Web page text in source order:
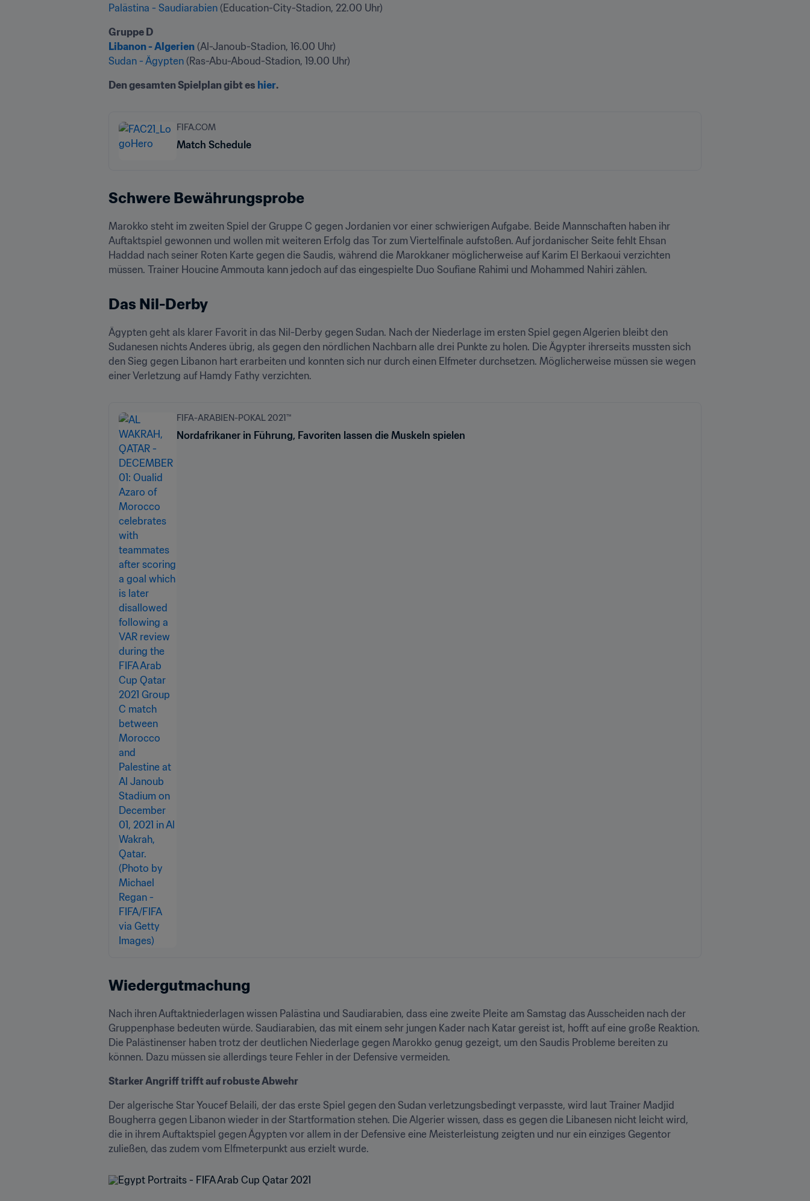
Palästina - Saudiarabien (Education-City-Stadion, 22.00 Uhr)
Libanon - Algerien
Sudan - Ägypten (Ras-Abu-Aboud-Stadion, 19.00 Uhr)
Den gesamten Spielplan gibt es hier.
FIFA.COM
Match Schedule
Schwere Bewährungsprobe
Marokko steht im zweiten Spiel der Gruppe C gegen Jordanien vor einer schwierigen Aufgabe. Beide Mannschaften haben ihr
Auftaktspiel gewonnen und wollen mit weiteren Erfolg das Tor zum Viertelfinale aufstoßen. Auf jordanischer Seite fehlt Ehsan
Haddad nach seiner Roten Karte gegen die Saudis, während die Marokkaner möglicherweise auf Karim El Berkaoui verzichten
müssen. Trainer Houcine Ammouta kann jedoch auf das eingespielte Duo Soufiane Rahimi und Mohammed Nahiri zählen.
Das Nil-Derby
Ägypten geht als klarer Favorit in das Nil-Derby gegen Sudan. Nach der Niederlage im ersten Spiel gegen Algerien bleibt den
Sudanesen nichts Anderes übrig, als gegen den nördlichen Nachbarn alle drei Punkte zu holen. Die Ägypter ihrerseits mussten sich
den Sieg gegen Libanon hart erarbeiten und konnten sich nur durch einen Elfmeter durchsetzen. Möglicherweise müssen sie wegen
einer Verletzung auf Hamdy Fathy verzichten.
FIFA-ARABIEN-POKAL 2021™️
Nordafrikaner in Führung, Favoriten lassen die Muskeln spielen
Wiedergutmachung
Nach ihren Auftaktniederlagen wissen Palästina und Saudiarabien, dass eine zweite Pleite am Samstag das Ausscheiden nach der
Gruppenphase bedeuten würde. Saudiarabien, das mit einem sehr jungen Kader nach Katar gereist ist, hofft auf eine große Reaktion.
Die Palästinenser haben trotz der deutlichen Niederlage gegen Marokko genug gezeigt, um den Saudis Probleme bereiten zu
können. Dazu müssen sie allerdings teure Fehler in der Defensive vermeiden.
Starker Angriff trifft auf robuste Abwehr
Der algerische Star Youcef Belaili, der das erste Spiel gegen den Sudan verletzungsbedingt verpasste, wird laut Trainer Madjid
Bougherra gegen Libanon wieder in der Startformation stehen. Die Algerier wissen, dass es gegen die Libanesen nicht leicht wird,
die in ihrem Auftaktspiel gegen Ägypten vor allem in der Defensive eine Meisterleistung zeigten und nur ein einziges Gegentor
zuließen, das zudem vom Elfmeterpunkt aus erzielt wurde.